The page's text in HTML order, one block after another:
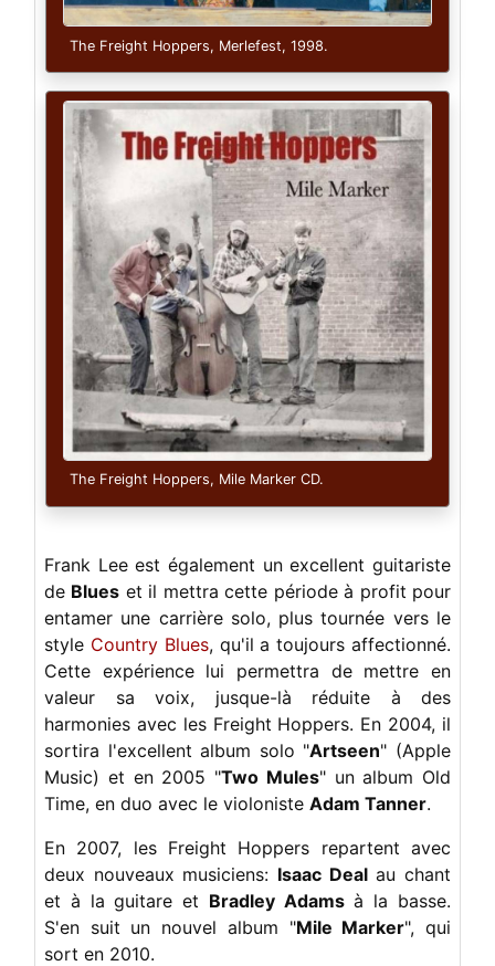
The Freight Hoppers, Merlefest, 1998.
The Freight Hoppers, Mile Marker CD.
Frank Lee est également un excellent guitariste
de Blues et il mettra cette période à profit pour
entamer une carrière solo, plus tournée vers le
style Country Blues, qu'il a toujours affectionné.
Cette expérience lui permettra de mettre en
valeur sa voix, jusque-là réduite à des
harmonies avec les Freight Hoppers. En 2004, il
sortira l'excellent album solo "Artseen" (Apple
Music) et en 2005 "Two Mules" un album Old
Time, en duo avec le violoniste Adam Tanner.
En 2007, les Freight Hoppers repartent avec
deux nouveaux musiciens: Isaac Dealau chant
et à la guitare et Bradley Adamsà la basse.
S'en suit un nouvel album "Mile Marker", qui
sort en 2010.